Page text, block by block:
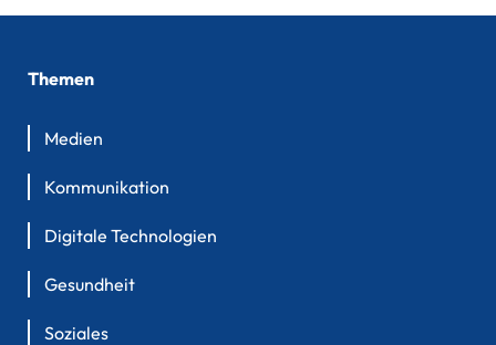
Themen
Medien
Kommunikation
Digitale Technologien
Gesundheit
Soziales